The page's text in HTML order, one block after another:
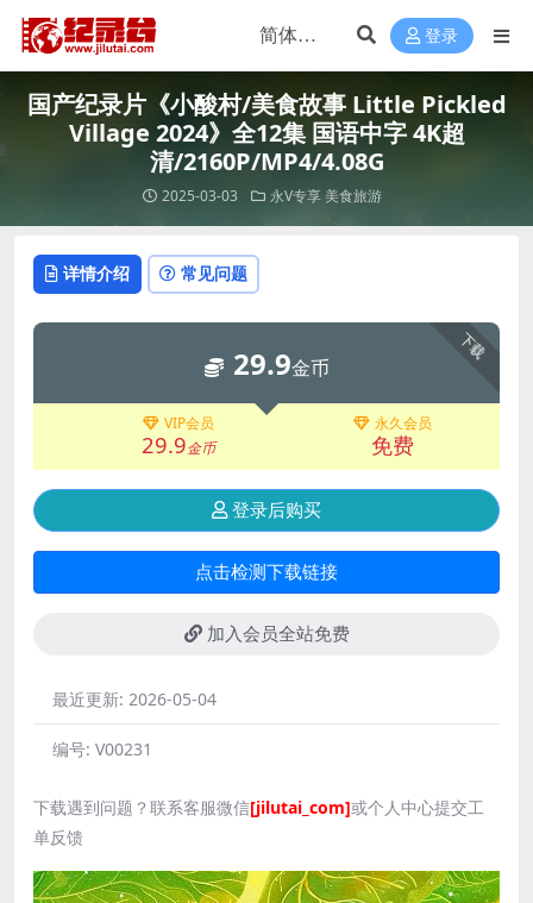
登录
国产纪录片《小酸村/美食故事 Little Pickled
Village 2024》全12集 国语中字 4K超
清/2160P/MP4/4.08G
2025-03-03 永V专享 美食旅游
详情介绍 常见问题
下载
29.9金币
VIP会员
29.9金币
永久会员
免费
登录后购买
点击检测下载链接
加入会员全站免费
最近更新: 2026-05-04
编号: V00231
下载遇到问题？联系客服微信[jilutai_com]或个人中心提交工
单反馈